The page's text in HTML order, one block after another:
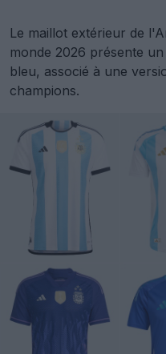
Le maillot extérieur de
monde 2026 présente
bleu, associé à une
champions.